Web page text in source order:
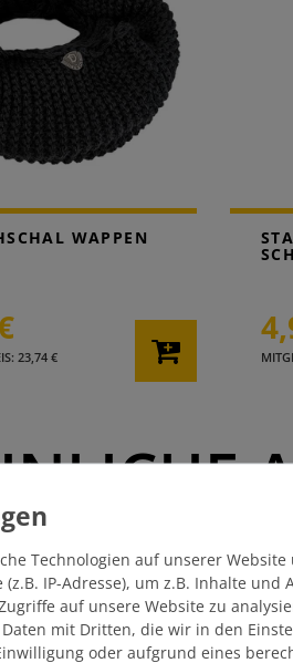
WAPPEN
23,74 €
Technologien auf unserer
IP-Adresse), um z.B. Inhalte
auf unsere Website zu
mit Dritten, die wir in den
oder aufgrund eines